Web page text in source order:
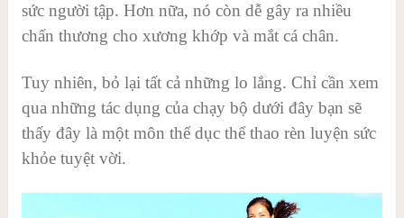
sức người tập. Hơn nữa, nó còn dễ gây ra nhiều
chấn thương cho xương khớp và mắt cá chân.
Tuy nhiên, bỏ lại tất cả những lo lắng. Chỉ cần xem
qua những tác dụng của chạy bộ dưới đây bạn sẽ
thấy đây là một môn thể dục thể thao rèn luyện sức
khỏe tuyệt vời.